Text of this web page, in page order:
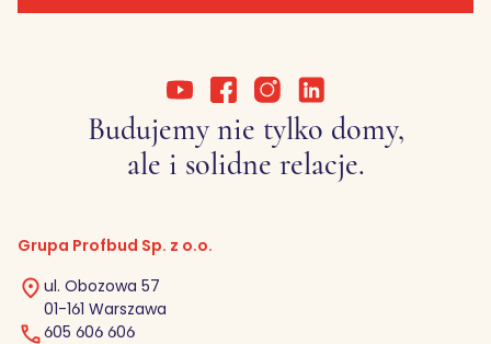
Budujemy nie tylko domy,
ale i solidne relacje.
Grupa Profbud Sp. z o.o.
ul. Obozowa 57
01-161 Warszawa
605 606 606